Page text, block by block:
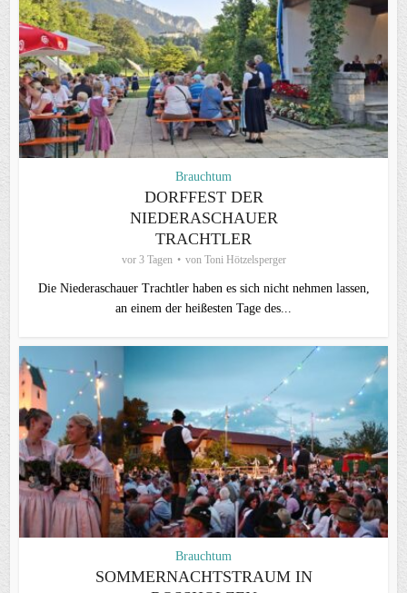
Brauchtum
DORFFEST DER
NIEDERASCHAUER
TRACHTLER
vor 3 Tagen von Toni Hötzelsperger
Die Niederaschauer Trachtler haben es sich nicht nehmen lassen,
an einem der heißesten Tage des...
Brauchtum
SOMMERNACHTSTRAUM IN